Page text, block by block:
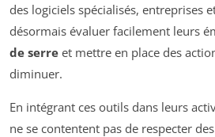
des logiciels spécialisés, entreprises
désormais évaluer facilement leurs
de serre et mettre en place des
diminuer.
En intégrant ces outils dans leurs
ne se contentent pas de respecter